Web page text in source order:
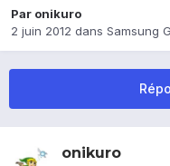
Par onikuro
2 juin 2012 dans Samsung
onikuro